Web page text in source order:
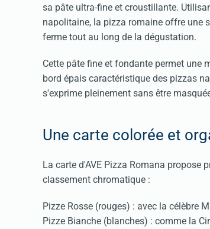
sa pâte ultra-fine et croustillante.
napolitaine, la pizza romaine offre une
ferme tout au long de la dégustation.
Cette pâte fine et fondante permet une
bord épais caractéristique des pizzas
s'exprime pleinement sans être
Une carte colorée et
La carte d'AVE Pizza Romana propose
classement chromatique :
Pizze Rosse (rouges) : avec la célèbre
Pizze Bianche (blanches) : comme la